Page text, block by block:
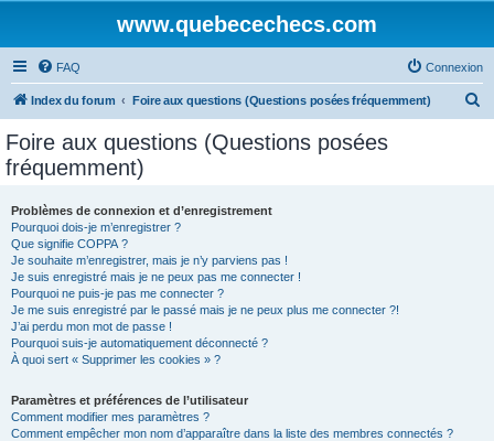
www.quebecechecs.com
FAQ Connexion
Index du forum Foire aux questions (Questions posées fréquemment)
Foire aux questions (Questions posées
fréquemment)
Problèmes de connexion et d’enregistrement
Pourquoi dois-je m’enregistrer ?
Que signifie COPPA ?
Je souhaite m’enregistrer, mais je n’y parviens pas !
Je suis enregistré mais je ne peux pas me connecter !
Pourquoi ne puis-je pas me connecter ?
Je me suis enregistré par le passé mais je ne peux plus me connecter ?!
J’ai perdu mon mot de passe !
Pourquoi suis-je automatiquement déconnecté ?
À quoi sert « Supprimer les cookies » ?
Paramètres et préférences de l’utilisateur
Comment modifier mes paramètres ?
Comment empêcher mon nom d’apparaître dans la liste des membres connectés ?